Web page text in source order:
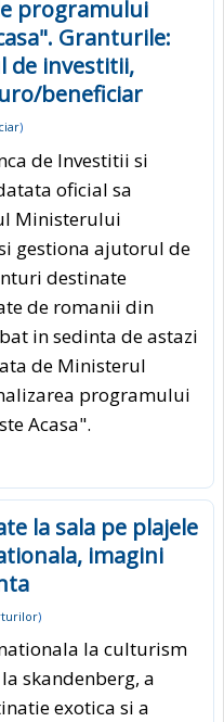
programului
Granturile:
de investitii,
beneficiar
)
de Investitii si
oficial sa
Ministerului
gestiona ajutorul de
destinate
de romanii din
in sedinta de astazi
de Ministerul
programului
Acasa".
la sala pe plajele
imagini
)
la culturism
skandenberg, a
exotica si a